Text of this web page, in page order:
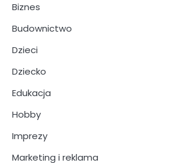
Biznes
Budownictwo
Dzieci
Dziecko
Edukacja
Hobby
Imprezy
Marketing i reklama